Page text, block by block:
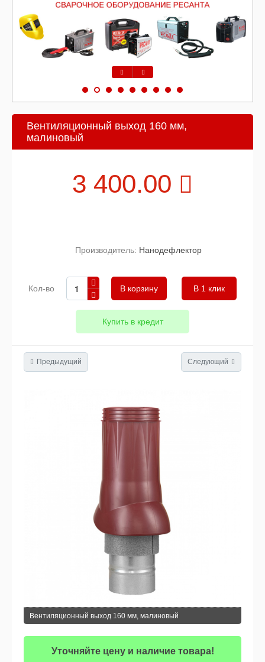
Вентиляционный выход 160 мм,
малиновый
3 400.00
Производитель: Нанодефлектор
Кол-во В 1 клик
Купить в кредит
Предыдущий Следующий
Вентиляционный выход 160 мм, малиновый
Уточняйте цену и наличие товара!